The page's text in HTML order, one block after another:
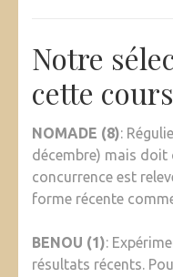
Notre
cette
NOMADE (8):
décembre) mais doit
concurrence est
forme récente
BENOU (1):
résultats récents.